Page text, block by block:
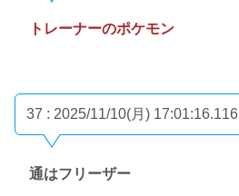
トレーナーのポケモン
37 : 2025/11/10(月) 17:01:16.116
通はフリーザー